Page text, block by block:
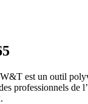
est un outil
professionnels de